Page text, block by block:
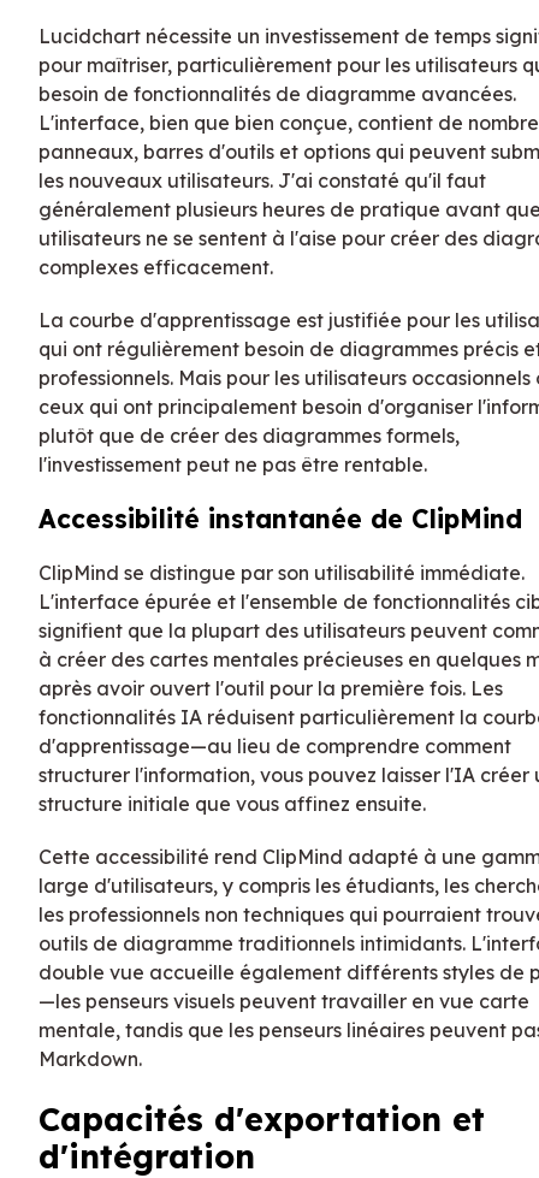
Lucidchart nécessite un investissement de temps
pour maîtriser, particulièrement pour les utilisateurs
besoin de fonctionnalités de diagramme avancées.
L'interface, bien que bien conçue, contient de
panneaux, barres d'outils et options qui peuvent
les nouveaux utilisateurs. J'ai constaté qu'il faut
généralement plusieurs heures de pratique avant
utilisateurs ne se sentent à l'aise pour créer des
complexes efficacement.
La courbe d'apprentissage est justifiée pour les
qui ont régulièrement besoin de diagrammes précis
professionnels. Mais pour les utilisateurs occasionnels
ceux qui ont principalement besoin d'organiser
plutôt que de créer des diagrammes formels,
l'investissement peut ne pas être rentable.
Accessibilité instantanée de ClipMind
ClipMind se distingue par son utilisabilité immédiate.
L'interface épurée et l'ensemble de fonctionnalités
signifient que la plupart des utilisateurs peuvent
à créer des cartes mentales précieuses en quelques
après avoir ouvert l'outil pour la première fois. Les
fonctionnalités IA réduisent particulièrement la
d'apprentissage—au lieu de comprendre comment
structurer l'information, vous pouvez laisser l'IA créer
structure initiale que vous affinez ensuite.
Cette accessibilité rend ClipMind adapté à une
large d'utilisateurs, y compris les étudiants, les
les professionnels non techniques qui pourraient
outils de diagramme traditionnels intimidants.
double vue accueille également différents styles de
—les penseurs visuels peuvent travailler en vue carte
mentale, tandis que les penseurs linéaires peuvent
Markdown.
Capacités d'exportation et
d'intégration